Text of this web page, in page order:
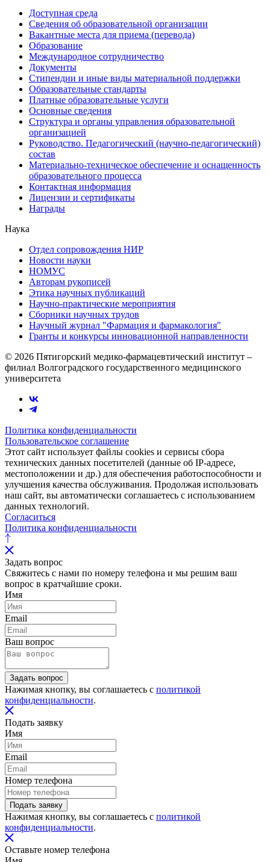
Доступная среда
Сведения об образовательной организации
Вакантные места для приема (перевода)
Образование
Международное сотрудничество
Документы
Стипендии и иные виды материальной поддержки
Образовательные стандарты
Платные образовательные услуги
Основные сведения
Структура и органы управления образовательной
организацией
Руководство. Педагогический (научно-педагогический)
состав
Материально-техническое обеспечение и оснащенность
образовательного процесса
Контактная информация
Лицензии и сертификаты
Награды
Наука
Отдел сопровождения НИР
Новости науки
НОМУС
Авторам рукописей
Этика научных публикаций
Научно-практические мероприятия
Сборники научных трудов
Научный журнал "Фармация и фармакология"
Гранты и конкурсы инновационной направленности
© 2026 Пятигорский медико-фармацевтический институт –
филиал Волгоградского государственного медицинского
университета
Политика конфиденциальности
Пользовательское соглашение
Этот сайт использует файлы cookies и сервисы сбора
технических данных посетителей (данные об IP-адресе,
местоположении и др.) для обеспечения работоспособности и
улучшения качества обслуживания. Продолжая использовать
наш сайт, вы автоматически соглашаетесь с использованием
данных технологий.
Согласиться
Политика конфиденциальности
Задать вопрос
Свяжитесь с нами по номеру телефона и мы решим ваш
вопрос в кратчайшие сроки.
Имя
Email
Ваш вопрос
Задать вопрос
Нажимая кнопку, вы соглашаетесь с политикой
конфиденциальности.
Подать заявку
Имя
Email
Номер телефона
Подать заявку
Нажимая кнопку, вы соглашаетесь с политикой
конфиденциальности.
Оставьте номер телефона